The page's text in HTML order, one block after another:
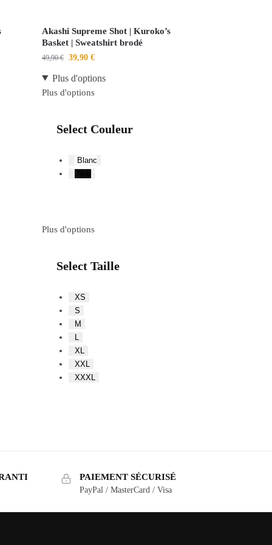
Akashi Supreme Shot | Kuroko’s
Basket | Sweatshirt brodé
49,90€ 39,90€
Plus d'options
Plus d'options
Select Couleur
Blanc
Noir
Plus d'options
Select Taille
XS
S
M
XL
XXL
XXXL
PAIEMENT SÉCURISÉ
PayPal / MasterCard / Visa